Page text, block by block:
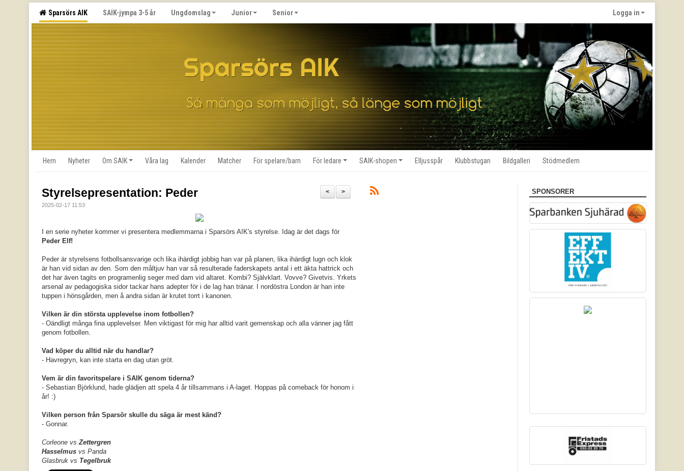
Sparsörs AIK SAIK-jympa 3-5 år Ungdomslag Junior Senior Logga in
Hem Nyheter Om SAIK Våra lag Kalender Matcher För spelare/barn För ledare SAIK-shopen Elljusspår Klubbstugan Bildgalleri Stödmedlem
>
<
Styrelsepresentation: Peder
2025-02-17 11:53
I en serie nyheter kommer vi presentera medlemmarna i Sparsörs AIK's styrelse. Idag är det dags för
Peder Elf!
Peder är styrelsens fotbollsansvarige och lika ihärdigt jobbig han var på planen, lika ihärdigt lugn och klok
är han vid sidan av den. Som den måltjuv han var så resulterade faderskapets antal i ett äkta hattrick och
det har även tagits en programenlig seger med dam vid altaret. Kombi? Självklart. Vovve? Givetvis. Yrkets
arsenal av pedagogiska sidor tackar hans adepter för i de lag han tränar. I nordöstra London är han inte
tuppen i hönsgården, men å andra sidan är krutet torrt i kanonen.
Vilken är din största upplevelse inom fotbollen?
- Oändligt många fina upplevelser. Men viktigast för mig har alltid varit gemenskap och alla vänner jag fått
genom fotbollen.
Vad köper du alltid när du handlar?
- Havregryn, kan inte starta en dag utan gröt.
Vem är din favoritspelare i SAIK genom tiderna?
- Sebastian Björklund, hade glädjen att spela 4 år tillsammans i A-laget. Hoppas på comeback för honom i
år! :)
Vilken person från Sparsör skulle du säga är mest känd?
- Gonnar.
Corleone vs Zettergren
Hasselmus vs Panda
Glasbruk vs Tegelbruk
SPONSORER